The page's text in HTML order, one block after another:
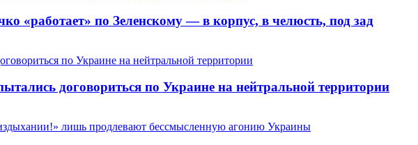
«работает» по Зеленскому — в корпус, в челюсть, под зад
договориться по Украине на нейтральной территории